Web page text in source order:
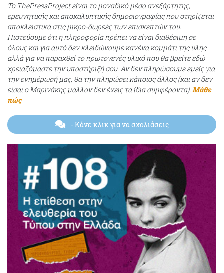
Το ThePressProject είναι το μοναδικό μέσο ανεξάρτητης,
ερευνητικής και αποκαλυπτικής δημοσιογραφίας που στηρίζεται
αποκλειστικά στις μικρο-δωρεές των επισκεπτών του.
Πιστεύουμε ότι η πληροφορία πρέπει να είναι διαθέσιμη σε
όλους και για αυτό δεν κλειδώνουμε κανένα κομμάτι της ύλης
αλλά για να παραχθεί το πρωτογενές υλικό που θα βρείτε εδώ
χρειαζόμαστε την υποστήριξή σου. Αν δεν πληρώσουμε εμείς για
την ενημέρωσή μας, θα την πληρώσει κάποιος άλλος (και αν δεν
είσαι ο Μαρινάκης μάλλον δεν έχεις τα ίδια συμφέροντα). Μάθε
πώς
- Κάνε κλικ για να σχολιάσεις